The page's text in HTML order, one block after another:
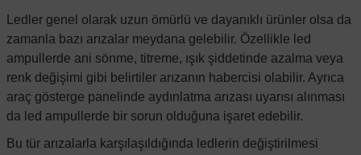
Ledler genel olarak uzun ömürlü ve dayanıklı ürünler olsa da
zamanla bazı arızalar meydana gelebilir. Özellikle led
ampullerde ani sönme, titreme, ışık şiddetinde azalma veya
renk değişimi gibi belirtiler arızanın habercisi olabilir. Ayrıca
araç gösterge panelinde aydınlatma arızası uyarısı alınması
da led ampullerde bir sorun olduğuna işaret edebilir.
Bu tür arızalarla karşılaşıldığında ledlerin değiştirilmesi